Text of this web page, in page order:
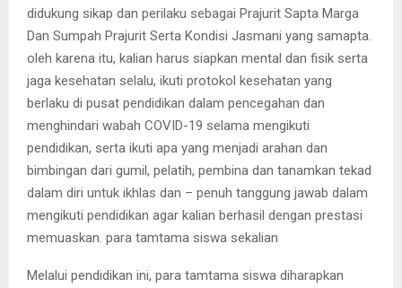
didukung sikap dan perilaku sebagai Prajurit Sapta Marga
Dan Sumpah Prajurit Serta Kondisi Jasmani yang samapta.
oleh karena itu, kalian harus siapkan mental dan fisik serta
jaga kesehatan selalu, ikuti protokol kesehatan yang
berlaku di pusat pendidikan dalam pencegahan dan
menghindari wabah COVID-19 selama mengikuti
pendidikan, serta ikuti apa yang menjadi arahan dan
bimbingan dari gumil, pelatih, pembina dan tanamkan tekad
dalam diri untuk ikhlas dan – penuh tanggung jawab dalam
mengikuti pendidikan agar kalian berhasil dengan prestasi
memuaskan. para tamtama siswa sekalian
Melalui pendidikan ini, para tamtama siswa diharapkan